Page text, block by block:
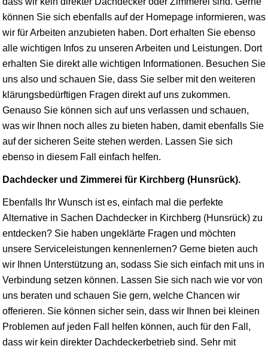
können Sie sich ebenfalls auf der Homepage informieren, was
wir für Arbeiten anzubieten haben. Dort erhalten Sie ebenso
alle wichtigen Infos zu unseren Arbeiten und Leistungen. Dort
erhalten Sie direkt alle wichtigen Informationen. Besuchen Sie
uns also und schauen Sie, dass Sie selber mit den weiteren
klärungsbedürftigen Fragen direkt auf uns zukommen.
Genauso Sie können sich auf uns verlassen und schauen,
was wir Ihnen noch alles zu bieten haben, damit ebenfalls Sie
auf der sicheren Seite stehen werden. Lassen Sie sich
ebenso in diesem Fall einfach helfen.
Dachdecker und Zimmerei für Kirchberg (Hunsrück).
Ebenfalls Ihr Wunsch ist es, einfach mal die perfekte
Alternative in Sachen Dachdecker in Kirchberg (Hunsrück) zu
entdecken? Sie haben ungeklärte Fragen und möchten
unsere Serviceleistungen kennenlernen? Gerne bieten auch
wir Ihnen Unterstützung an, sodass Sie sich einfach mit uns in
Verbindung setzen können. Lassen Sie sich nach wie vor von
uns beraten und schauen Sie gern, welche Chancen wir
offerieren. Sie können sicher sein, dass wir Ihnen bei kleinen
Problemen auf jeden Fall helfen können, auch für den Fall,
dass wir kein direkter Dachdeckerbetrieb sind. Sehr mit